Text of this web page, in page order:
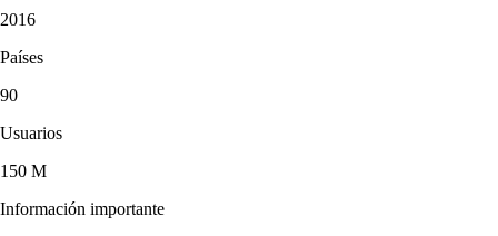
2016
Países
90
Usuarios
150 M
Información importante